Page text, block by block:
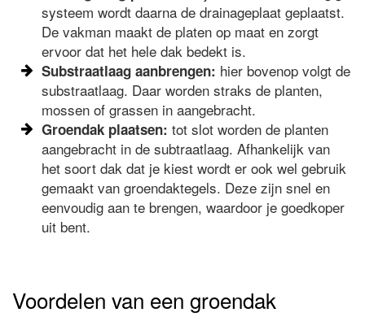
systeem wordt daarna de drainageplaat geplaatst.
De vakman maakt de platen op maat en zorgt
ervoor dat het hele dak bedekt is.
Substraatlaag aanbrengen: hier bovenop volgt de
substraatlaag. Daar worden straks de planten,
mossen of grassen in aangebracht.
Groendak plaatsen: tot slot worden de planten
aangebracht in de subtraatlaag. Afhankelijk van
het soort dak dat je kiest wordt er ook wel gebruik
gemaakt van groendaktegels. Deze zijn snel en
eenvoudig aan te brengen, waardoor je goedkoper
uit bent.
Voordelen van een groendak